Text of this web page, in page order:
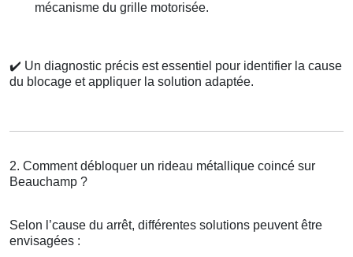
mécanisme du grille motorisée.
✔️ Un diagnostic précis est essentiel pour identifier la cause
du blocage et appliquer la solution adaptée.
2. Comment débloquer un rideau métallique coincé sur
Beauchamp ?
Selon l’cause du arrêt, différentes solutions peuvent être
envisagées :